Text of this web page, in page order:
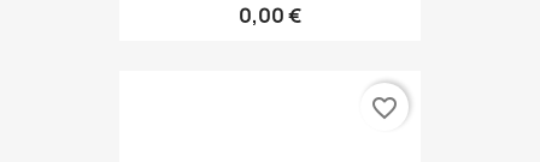
0,00 €
favorite_border